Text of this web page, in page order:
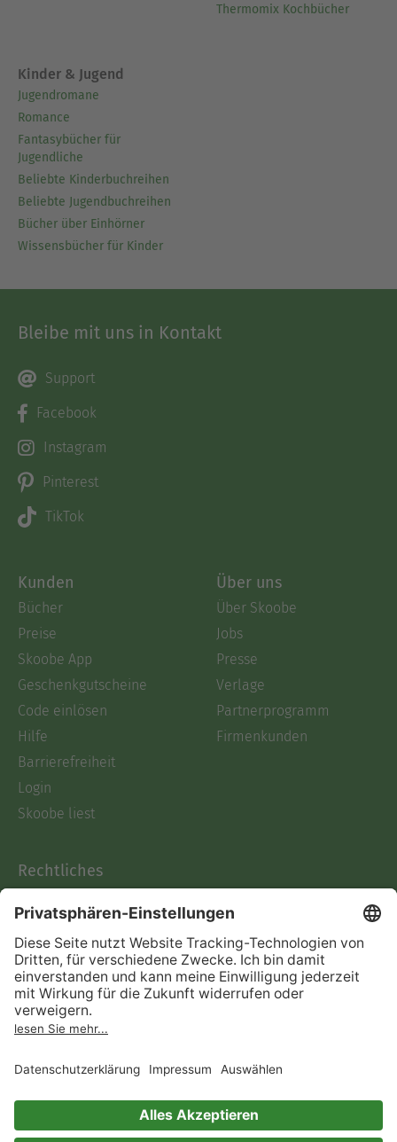
Thermomix Kochbücher
Kinder & Jugend
Jugendromane
Romance
Fantasybücher für
Jugendliche
Beliebte Kinderbuchreihen
Beliebte Jugendbuchreihen
Bücher über Einhörner
Wissensbücher für Kinder
Bleibe mit uns in Kontakt
Support
Facebook
Instagram
Pinterest
TikTok
Kunden
Bücher
Preise
Skoobe App
Geschenkgutscheine
Code einlösen
Hilfe
Barrierefreiheit
Login
Skoobe liest
Über uns
Über Skoobe
Jobs
Presse
Verlage
Partnerprogramm
Firmenkunden
Rechtliches
AGB
Informationen nach Data
Act
Verträge hier kündigen
Impressum
Immer ein gutes Buch